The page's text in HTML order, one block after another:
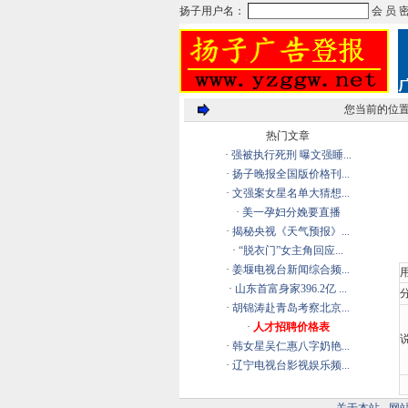
您当前的位
热门文章
· 强被执行死刑 曝文强睡...
· 扬子晚报全国版价格刊...
· 文强案女星名单大猜想...
· 美一孕妇分娩要直播
· 揭秘央视《天气预报》...
· “脱衣门”女主角回应...
· 姜堰电视台新闻综合频...
· 山东首富身家396.2亿 ...
· 胡锦涛赴青岛考察北京...
· 人才招聘价格表
· 韩女星吴仁惠八字奶艳...
· 辽宁电视台影视娱乐频...